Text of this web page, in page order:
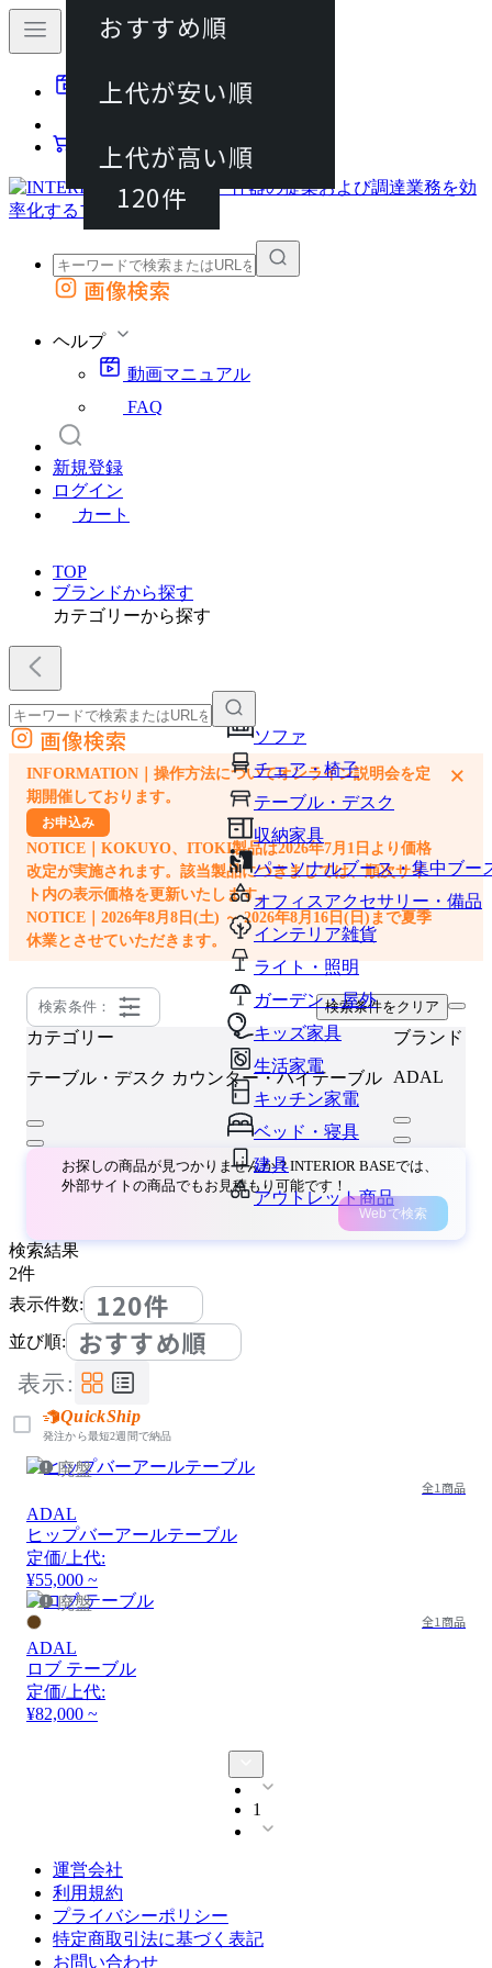
動画マニュアル
カート
外部サイトの商品をカートに追加
画像検索
ヘルプ
動画マニュアル
FAQ
新規登録
ログイン
カート
TOP
ブランドから探す
カテゴリーから探す
ソファ
チェア・椅子
テーブル・デスク
収納家具
パーソナルブース・集中ブー
オフィスアクセサリー・備品
インテリア雑貨
ライト・照明
ガーデン・屋外
キッズ家具
生活家電
キッチン家電
ベッド・寝具
建具
アウトレット商品
外部サイトの商品をカートに追加
他のサイトで見つけた商品ページのURLを貼り付けて、カートに追加できます
画像検索
INFORMATION｜操作方法についてオンライン説明会を定
期開催しております。
お申込み
NOTICE｜KOKUYO、ITOKI製品は2026年7月1日より価格
改定が実施されます。該当製品につきましては、順次サイ
ト内の表示価格を更新いたします。
NOTICE｜2026年8月8日(土) ～ 2026年8月16日(日)まで夏季
休業とさせていただきます。
×
検索条件： 検索条件をクリア
カテゴリー
テーブル・デスク カウンター・ハイテーブル
ブランド
ADAL
お探しの商品が見つかりませんか？INTERIOR BASEでは、
外部サイトの商品でもお見積もり可能です！
Webで検索
検索結果
2件
表示件数:
120件
120件
並び順: おすすめ順
おすすめ順
上代が安い順
上代が高い順
表示:
QuickShip
発注から最短2週間で納品
廃盤
全1商品
ADAL
ヒップバーアールテーブル
定価/上代:
¥55,000 ~
廃盤
全1商品
ADAL
ロブ テーブル
定価/上代:
¥82,000 ~
1
運営会社
利用規約
プライバシーポリシー
特定商取引法に基づく表記
お問い合わせ